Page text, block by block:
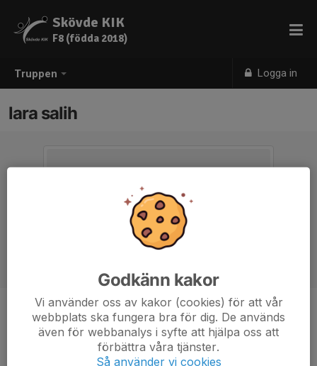
Truppen Logga in
Skövde KIK
F8 (födda 2018)
lara salih
Ålder 8 år
Godkänn kakor
Vi använder oss av kakor (cookies) för att vår
webbplats ska fungera bra för dig. De används
även för webbanalys i syfte att hjälpa oss att
förbättra våra tjänster.
Så använder vi cookies